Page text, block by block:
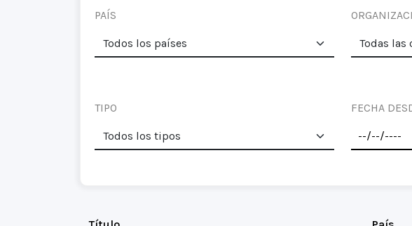
PAÍS
TIPO FECHA